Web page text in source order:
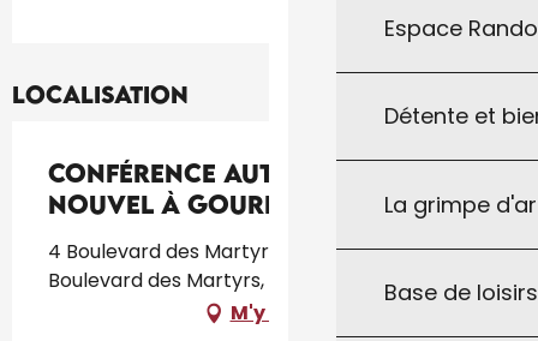
Espace
Détente et
La grimpe
Base de
Localisation
Conférence autour de Jean
Nouvel à Gourdon
4 Boulevard des Martyrs, Cinéma l'Atalante, 4
Boulevard des Martyrs, 46300 Gourdon
M'y rendre